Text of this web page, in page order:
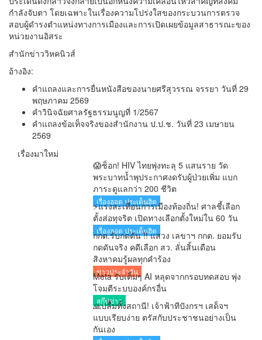
กำลังจับตา โดยเฉพาะในเรื่องความโปร่งใสของกระบวนการตรวจ
สอบผู้ดำรงตำแหน่งทางการเมืองและการเปิดเผยข้อมูลสาธารณะของ
หน่วยงานอิสระ
สำนักข่าววิหคนิวส์
อ้างอิง:
คำแถลงและการยื่นหนังสือของนายศรีสุวรรณ จรรยา วันที่ 29
พฤษภาคม 2569
คำวินิจฉัยศาลรัฐธรรมนูญที่ 1/2567
คำแถลงข้อเท็จจริงของสำนักงาน ป.ป.ช. วันที่ 23 เมษายน
2569
เรื่องมาใหม่
😱ช็อก! HIV ไทยพุ่งทะลุ 5 แสนราย วัด
พระบาทน้ำพุประกาศงดรับผู้ป่วยเพิ่ม แบก
ภาระดูแลกว่า 200 ชีวิต
เรื่องฮอต ประเด็นฮิต
⚡แรงสะเทือนการเมืองท้องถิ่น! ศาลชี้เลือก
ตั้งส่อทุจริต เปิดทางเลือกตั้งใหม่ใน 60 วัน
เรื่องฮอต ประเด็นฮิต
กกต.รับกดดัน !! แสวง เลขาฯ กกต. ยอมรับ
กดดันจริง คดีเลือก สว. ลั่นสิ้นเดือน
สิงหาคมรู้ผลทุกคำร้อง
ข่าวประจำวัน
Meta รับเต็มๆ AI หลุดจากกรอบทดสอบ พุ่ง
โจมตีระบบองค์กรอื่น
สกู๊ปข่าว
🙏ปลื้มทั้งสถานี! เจ้าฟ้าทีปังกรฯ เสด็จฯ
แบบเรียบง่าย ตรัสกับประชาชนอย่างเป็น
กันเอง